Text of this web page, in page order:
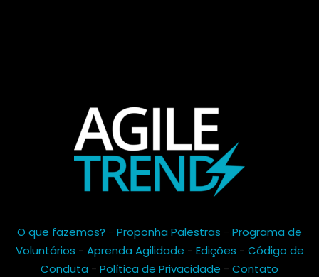
O que fazemos? - Proponha Palestras - Programa de
Voluntários - Aprenda Agilidade - Edições - Código de
Conduta - Política de Privacidade - Contato